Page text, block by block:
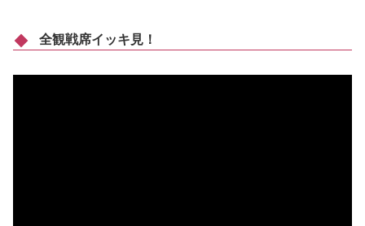
全観戦席イッキ見！